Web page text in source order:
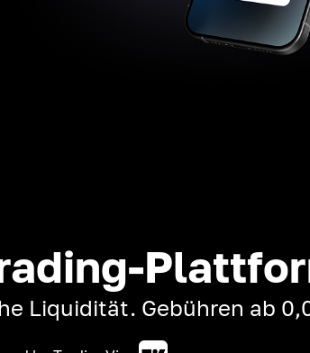
Liquidität. Gebühren ab